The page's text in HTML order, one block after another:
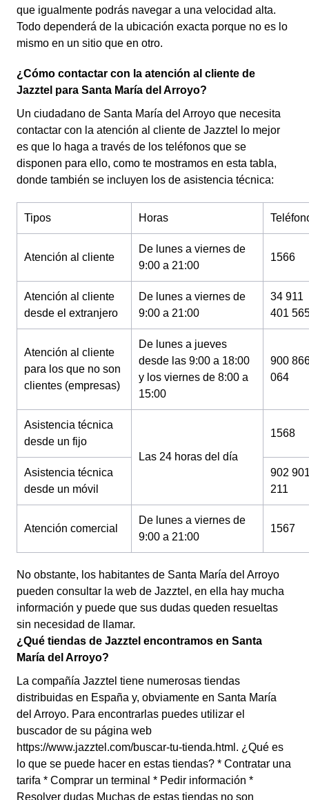
que igualmente podrás navegar a una velocidad alta.
Todo dependerá de la ubicación exacta porque no es lo
mismo en un sitio que en otro.
¿Cómo contactar con la atención al cliente de
Jazztel para Santa María del Arroyo?
Un ciudadano de Santa María del Arroyo que necesita
contactar con la atención al cliente de Jazztel lo mejor
es que lo haga a través de los teléfonos que se
disponen para ello, como te mostramos en esta tabla,
donde también se incluyen los de asistencia técnica:
Tipos Horas
Atención al cliente
De lunes a viernes de
9:00 a 21:00
1566
Atención al cliente
desde el extranjero
De lunes a viernes de
9:00 a 21:00
34 911
401
Atención al cliente
para los que no son
clientes (empresas)
De lunes a jueves
desde las 9:00 a 18:00
y los viernes de 8:00 a
15:00
900
064
Asistencia técnica
desde un fijo
Las 24 horas del día
1568
Asistencia técnica
desde un móvil
902
211
Atención comercial
De lunes a viernes de
9:00 a 21:00
1567
No obstante, los habitantes de Santa María del Arroyo
pueden consultar la web de Jazztel, en ella hay mucha
información y puede que sus dudas queden resueltas
sin necesidad de llamar.
¿Qué tiendas de Jazztel encontramos en Santa
María del Arroyo?
La compañía Jazztel tiene numerosas tiendas
distribuidas en España y, obviamente en Santa María
del Arroyo. Para encontrarlas puedes utilizar el
buscador de su página web
https://www.jazztel.com/buscar-tu-tienda.html. ¿Qué es
lo que se puede hacer en estas tiendas? * Contratar una
tarifa * Comprar un terminal * Pedir información *
Resolver dudas Muchas de estas tiendas no son